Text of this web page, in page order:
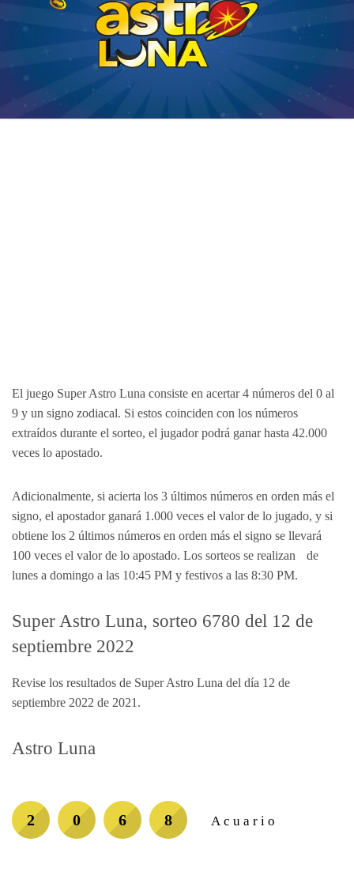
El juego Super Astro Luna consiste en acertar 4 números del 0 al
9 y un signo zodiacal. Si estos coinciden con los números
extraídos durante el sorteo, el jugador podrá ganar hasta 42.000
veces lo apostado.
Adicionalmente, si acierta los 3 últimos números en orden más el
signo, el apostador ganará 1.000 veces el valor de lo jugado, y si
obtiene los 2 últimos números en orden más el signo se llevará
100 veces el valor de lo apostado. Los sorteos se realizan de
lunes a domingo a las 10:45 PM y festivos a las 8:30 PM.
Super Astro Luna, sorteo 6780 del 12 de
septiembre 2022
Revise los resultados de Super Astro Luna del día 12 de
septiembre 2022 de 2021.
Astro Luna
2 0 6 8 Acuario